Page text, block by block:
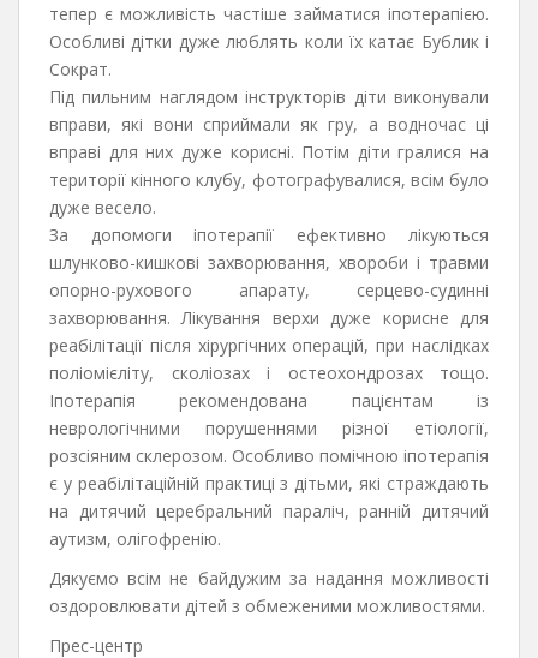
тепер є можливість частіше займатися іпотерапією.
Особливі дітки дуже люблять коли їх катає Бублик і
Сократ.
Під пильним наглядом інструкторів діти виконували
вправи, які вони сприймали як гру, а водночас ці
вправі для них дуже корисні. Потім діти гралися на
території кінного клубу, фотографувалися, всім було
дуже весело.
За допомоги іпотерапії ефективно лікуються
шлунково-кишкові захворювання, хвороби і травми
опорно-рухового апарату, серцево-судинні
захворювання. Лікування верхи дуже корисне для
реабілітації після хірургічних операцій, при наслідках
поліомієліту, сколіозах і остеохондрозах тощо.
Іпотерапія рекомендована пацієнтам із
неврологічними порушеннями різної етіології,
розсіяним склерозом. Особливо помічною іпотерапія
є у реабілітаційній практиці з дітьми, які страждають
на дитячий церебральний параліч, ранній дитячий
аутизм, олігофренію.
Дякуємо всім не байдужим за надання можливості
оздоровлювати дітей з обмеженими можливостями.
Прес-центр